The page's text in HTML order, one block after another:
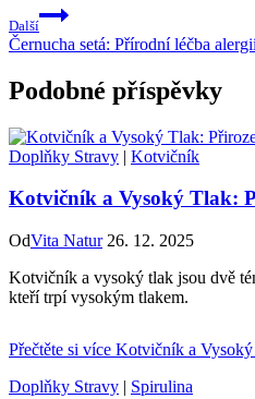
Další
Černucha setá: Přírodní léčba
Podobné příspěvky
Doplňky Stravy | Kotvičník
Kotvičník a Vysoký Tlak:
OdVita Natur 26. 12. 2025
Kotvičník a vysoký tlak jsou dvě
kteří trpí vysokým tlakem.
Přečtěte si více Kotvičník a Vysoký
Doplňky Stravy | Spirulina